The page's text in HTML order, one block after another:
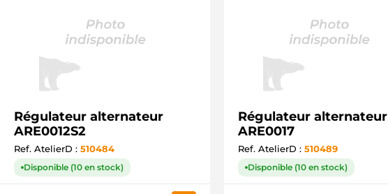
Régulateur alternateur
ARE0012S2
Ref. AtelierD : 510484
Disponible (10 en stock)
Régulateur alternateur
ARE0017
Ref. AtelierD : 510489
Disponible (10 en stock)